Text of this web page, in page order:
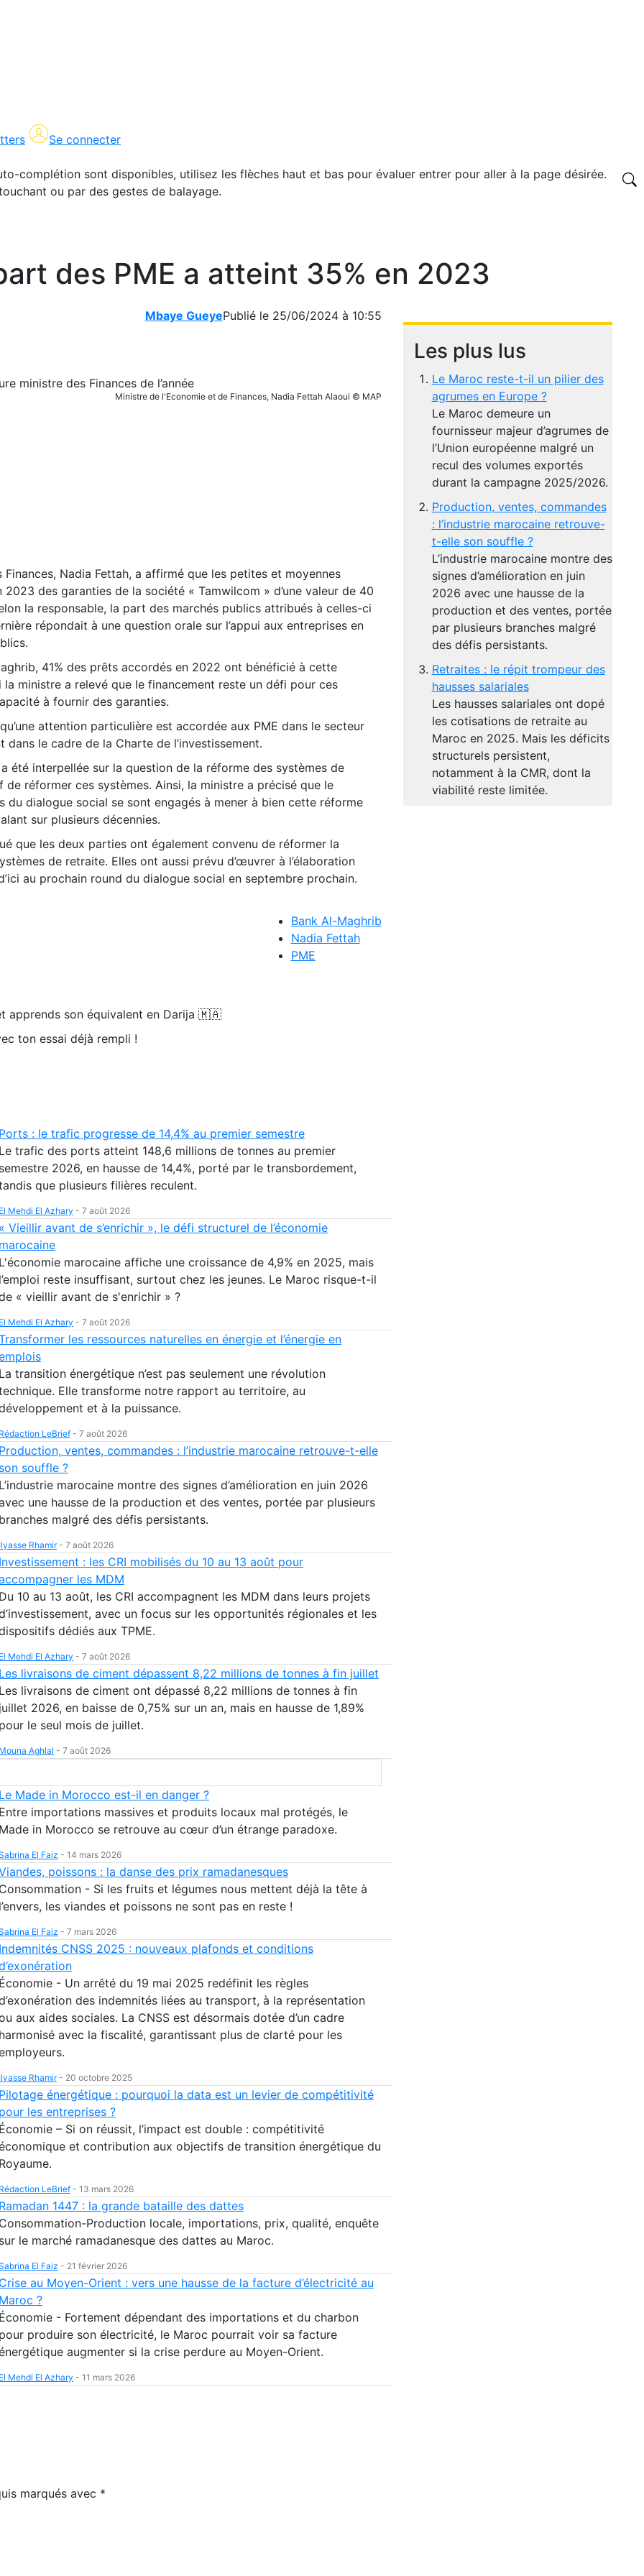
Se connecter
complétion sont disponibles, utilisez les flèches haut et bas pour évaluer entrer pour aller à la page désirée.
ou par des gestes de balayage.
des PME a atteint 35% en 2023
Mbaye GueyePublié le 25/06/2024 à 10:55
Ministre de l'Economie et de Finances, Nadia Fettah Alaoui © MAP
Finances, Nadia Fettah, a affirmé que les petites et moyennes
des garanties de la société « Tamwilcom » d’une valeur de 40
la responsable, la part des marchés publics attribués à celles-ci
répondait à une question orale sur l’appui aux entreprises en
41% des prêts accordés en 2022 ont bénéficié à cette
la ministre a relevé que le financement reste un défi pour ces
à fournir des garanties.
attention particulière est accordée aux PME dans le secteur
le cadre de la Charte de l’investissement.
été interpellée sur la question de la réforme des systèmes de
réformer ces systèmes. Ainsi, la ministre a précisé que le
du dialogue social se sont engagés à mener à bien cette réforme
sur plusieurs décennies.
que les deux parties ont également convenu de réformer la
de retraite. Elles ont aussi prévu d’œuvrer à l’élaboration
au prochain round du dialogue social en septembre prochain.
Bank Al-Maghrib
Nadia Fettah
PME
apprends son équivalent en Darija 🇲🇦
ton essai déjà rempli !
Les plus lus
Le Maroc reste-t-il un pilier des
agrumes en Europe ?
Le Maroc demeure un
fournisseur majeur d’agrumes de
l’Union européenne malgré un
recul des volumes exportés
durant la campagne 2025/2026.
Production, ventes, commandes
: l’industrie marocaine retrouve-
t-elle son souffle ?
L’industrie marocaine montre des
signes d’amélioration en juin
2026 avec une hausse de la
production et des ventes, portée
par plusieurs branches malgré
des défis persistants.
Retraites : le répit trompeur des
hausses salariales
Les hausses salariales ont dopé
les cotisations de retraite au
Maroc en 2025. Mais les déficits
structurels persistent,
notamment à la CMR, dont la
viabilité reste limitée.
Ports : le trafic progresse de 14,4% au premier semestre
Le trafic des ports atteint 148,6 millions de tonnes au premier
semestre 2026, en hausse de 14,4%, porté par le transbordement,
que plusieurs filières reculent.
El Mehdi El Azhary - 7 août 2026
« Vieillir avant de s’enrichir », le défi structurel de l’économie
marocaine
L'économie marocaine affiche une croissance de 4,9% en 2025, mais
l’emploi reste insuffisant, surtout chez les jeunes. Le Maroc risque-t-il
« vieillir avant de s'enrichir » ?
El Mehdi El Azhary - 7 août 2026
les ressources naturelles en énergie et l’énergie en
La transition énergétique n’est pas seulement une révolution
Elle transforme notre rapport au territoire, au
et à la puissance.
Rédaction LeBrief- 7 août 2026
Production, ventes, commandes : l’industrie marocaine retrouve-t-elle
son souffle ?
L’industrie marocaine montre des signes d’amélioration en juin 2026
une hausse de la production et des ventes, portée par plusieurs
branches malgré des défis persistants.
Ilyasse Rhamir- 7 août 2026
Investissement : les CRI mobilisés du 10 au 13 août pour
les MDM
Du 10 au 13 août, les CRI accompagnent les MDM dans leurs projets
avec un focus sur les opportunités régionales et les
dédiés aux TPME.
El Mehdi El Azhary - 7 août 2026
Les livraisons de ciment dépassent 8,22 millions de tonnes à fin juillet
Les livraisons de ciment ont dépassé 8,22 millions de tonnes à fin
juillet 2026, en baisse de 0,75% sur un an, mais en hausse de 1,89%
pour le seul mois de juillet.
Mouna Aghlal - 7 août 2026
Le Made in Morocco est-il en danger ?
Entre importations massives et produits locaux mal protégés, le
Made in Morocco se retrouve au cœur d’un étrange paradoxe.
El Faiz - 14 mars 2026
poissons : la danse des prix ramadanesques
Consommation - Si les fruits et légumes nous mettent déjà la tête à
l’envers, les viandes et poissons ne sont pas en reste !
El Faiz - 7 mars 2026
Indemnités CNSS 2025 : nouveaux plafonds et conditions
Économie - Un arrêté du 19 mai 2025 redéfinit les règles
des indemnités liées au transport, à la représentation
aux aides sociales. La CNSS est désormais dotée d’un cadre
harmonisé avec la fiscalité, garantissant plus de clarté pour les
Ilyasse Rhamir- 20 octobre 2025
Pilotage énergétique : pourquoi la data est un levier de compétitivité
pour les entreprises ?
Économie – Si on réussit, l’impact est double : compétitivité
et contribution aux objectifs de transition énergétique du
Royaume.
Rédaction LeBrief- 13 mars 2026
Ramadan 1447 : la grande bataille des dattes
Consommation-Production locale, importations, prix, qualité, enquête
sur le marché ramadanesque des dattes au Maroc.
El Faiz - 21 février 2026
Crise au Moyen-Orient : vers une hausse de la facture d’électricité au
Maroc ?
Économie - Fortement dépendant des importations et du charbon
pour produire son électricité, le Maroc pourrait voir sa facture
augmenter si la crise perdure au Moyen-Orient.
El Mehdi El Azhary - 11 mars 2026
marqués avec *